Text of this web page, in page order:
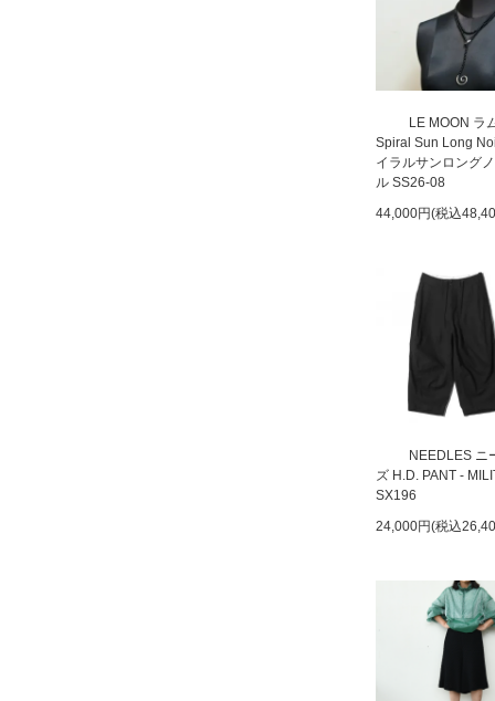
LE MOON ラ
Spiral Sun Long
イラルサンロング
ル SS26-08
44,000円(税込
NEEDLES ニ
ズ H.D. PANT -
SX196
24,000円(税込